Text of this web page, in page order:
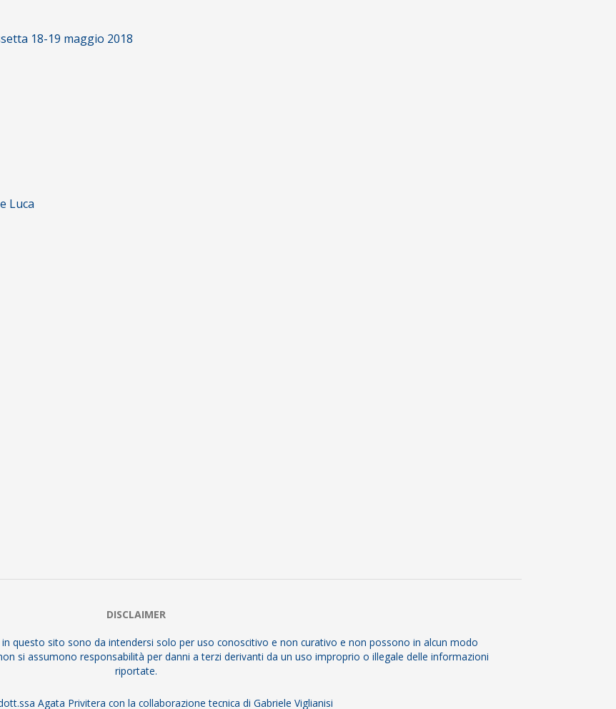
18-19 maggio 2018
Luca
DISCLAIMER
questo sito sono da intendersi solo per uso conoscitivo e non curativo e non possono in alcun modo
si assumono responsabilità per danni a terzi derivanti da un uso improprio o illegale delle informazioni
riportate.
Agata Privitera con la collaborazione tecnica di Gabriele Viglianisi